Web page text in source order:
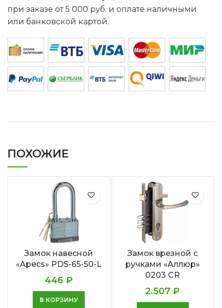
при заказе от 5 000 руб. и оплате наличными
или банковской картой.
ПОХОЖИЕ
Замок навесной
«Apecs» PDS-65-50-L
446₽
В КОРЗИНУ
Замок врезной с
ручками «Аллюр»
0203 CR
2.507₽